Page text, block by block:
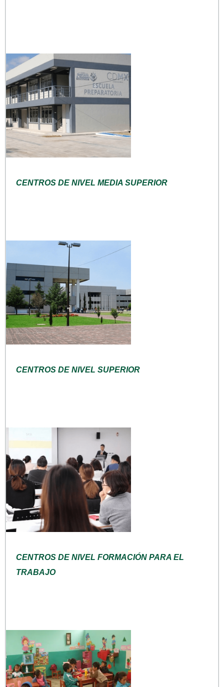
CENTROS DE NIVEL MEDIA SUPERIOR
CENTROS DE NIVEL SUPERIOR
CENTROS DE NIVEL FORMACIÓN PARA EL
TRABAJO